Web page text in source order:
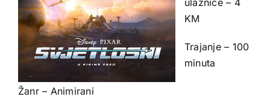
KM
Trajanje – 100
minuta
Žanr – Animirani